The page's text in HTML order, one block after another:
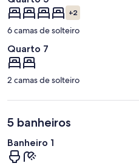
+2
6 camas de solteiro
Quarto 7
2 camas de solteiro
5 banheiros
Banheiro 1